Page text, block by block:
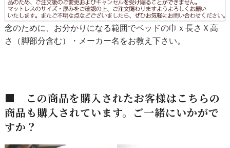
念のために、お分かりになる範囲でベッドの巾ｘ長さＸ高
さ（脚部分含む）・メーカー名をお教え下さい。
■ この商品を購入されたお客様はこちらの
商品も購入されています。ご一緒にいかがで
すか？